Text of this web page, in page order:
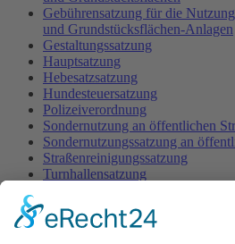
Gebührensatzung für die
und Grundstücksflächen-Anlagen
Gestaltungssatzung
Hauptsatzung
Hebesatzsatzung
Hundesteuersatzung
Polizeiverordnung
Sondernutzung an öffentlichen
Sondernutzungssatzung an
Straßenreinigungssatzung
Turnhallensatzung
Vergnügungssteuersatzung - 1.
Vergnügungssteuersatzung -